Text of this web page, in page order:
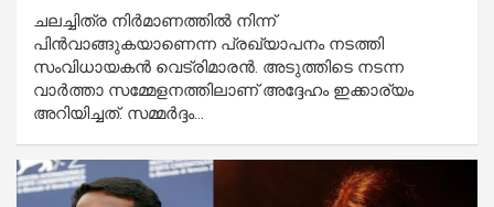
ചലച്ചിത്ര നിര്‍മാണത്തില്‍ നിന്ന്
പിന്‍വാങ്ങുകയാണെന്ന പ്രഖ്യാപനം നടത്തി
സംവിധായകൻ വെട്രിമാരന്‍. അടുത്തിടെ നടന്ന
വാര്‍ത്താ സമ്മേളനത്തിലാണ് അദ്ദേഹം ഇക്കാര്യം
അറിയിച്ചത്. സമ്മർദ്ദം…